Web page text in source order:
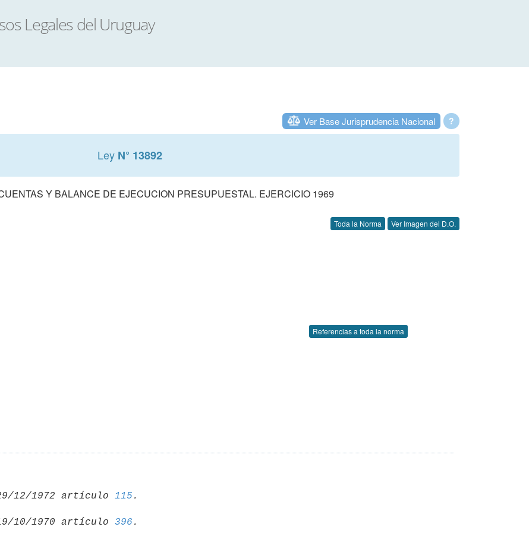
?
Ver Base Jurisprudencia Nacional
Ley N° 13892
Y BALANCE DE EJECUCION PRESUPUESTAL. EJERCICIO 1969
Toda la Norma Ver Imagen del D.O.
Referencias a toda la norma
12/1972 artículo 115
10/1970 artículo 396